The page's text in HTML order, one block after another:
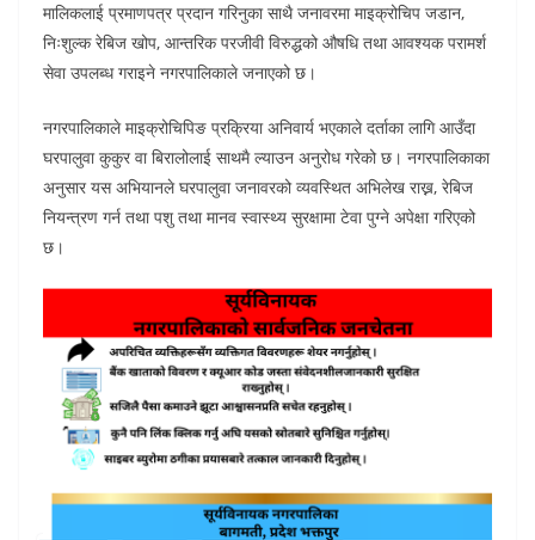
मालिकलाई प्रमाणपत्र प्रदान गरिनुका साथै जनावरमा माइक्रोचिप जडान,
निःशुल्क रेबिज खोप, आन्तरिक परजीवी विरुद्धको औषधि तथा आवश्यक परामर्श
सेवा उपलब्ध गराइने नगरपालिकाले जनाएको छ।
नगरपालिकाले माइक्रोचिपिङ प्रक्रिया अनिवार्य भएकाले दर्ताका लागि आउँदा
घरपालुवा कुकुर वा बिरालोलाई साथमै ल्याउन अनुरोध गरेको छ। नगरपालिकाका
अनुसार यस अभियानले घरपालुवा जनावरको व्यवस्थित अभिलेख राख्न, रेबिज
नियन्त्रण गर्न तथा पशु तथा मानव स्वास्थ्य सुरक्षामा टेवा पुग्ने अपेक्षा गरिएको
छ।